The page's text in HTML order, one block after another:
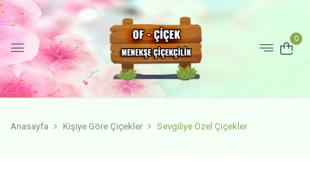
0
Anasayfa Kişiye Göre Çiçekler Sevgiliye Özel Çiçekler